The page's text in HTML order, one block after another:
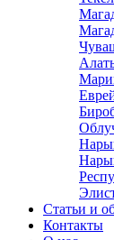
Статьи и
Контакты